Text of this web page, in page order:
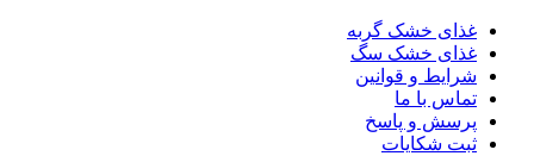
غذای خشک گربه
غذای خشک سگ
شرایط و قوانین
تماس با ما
پرسش و پاسخ
ثبت شکایات